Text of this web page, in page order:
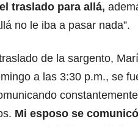
traslado para allá,
no le iba a pasar nada”.
de la sargento,
a las 3:30 p.m., se
Mi esposo se